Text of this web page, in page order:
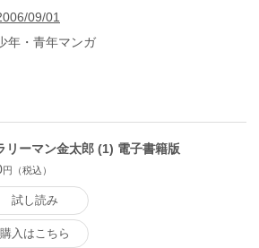
09/01
年・青年マンガ
リーマン金太郎 (1) 電子書籍版
円（税込）
試し読み
購入はこちら